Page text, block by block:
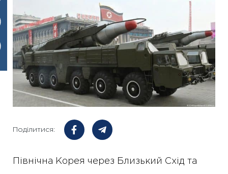
Поділитися:
Північна Корея через Близький Схід та